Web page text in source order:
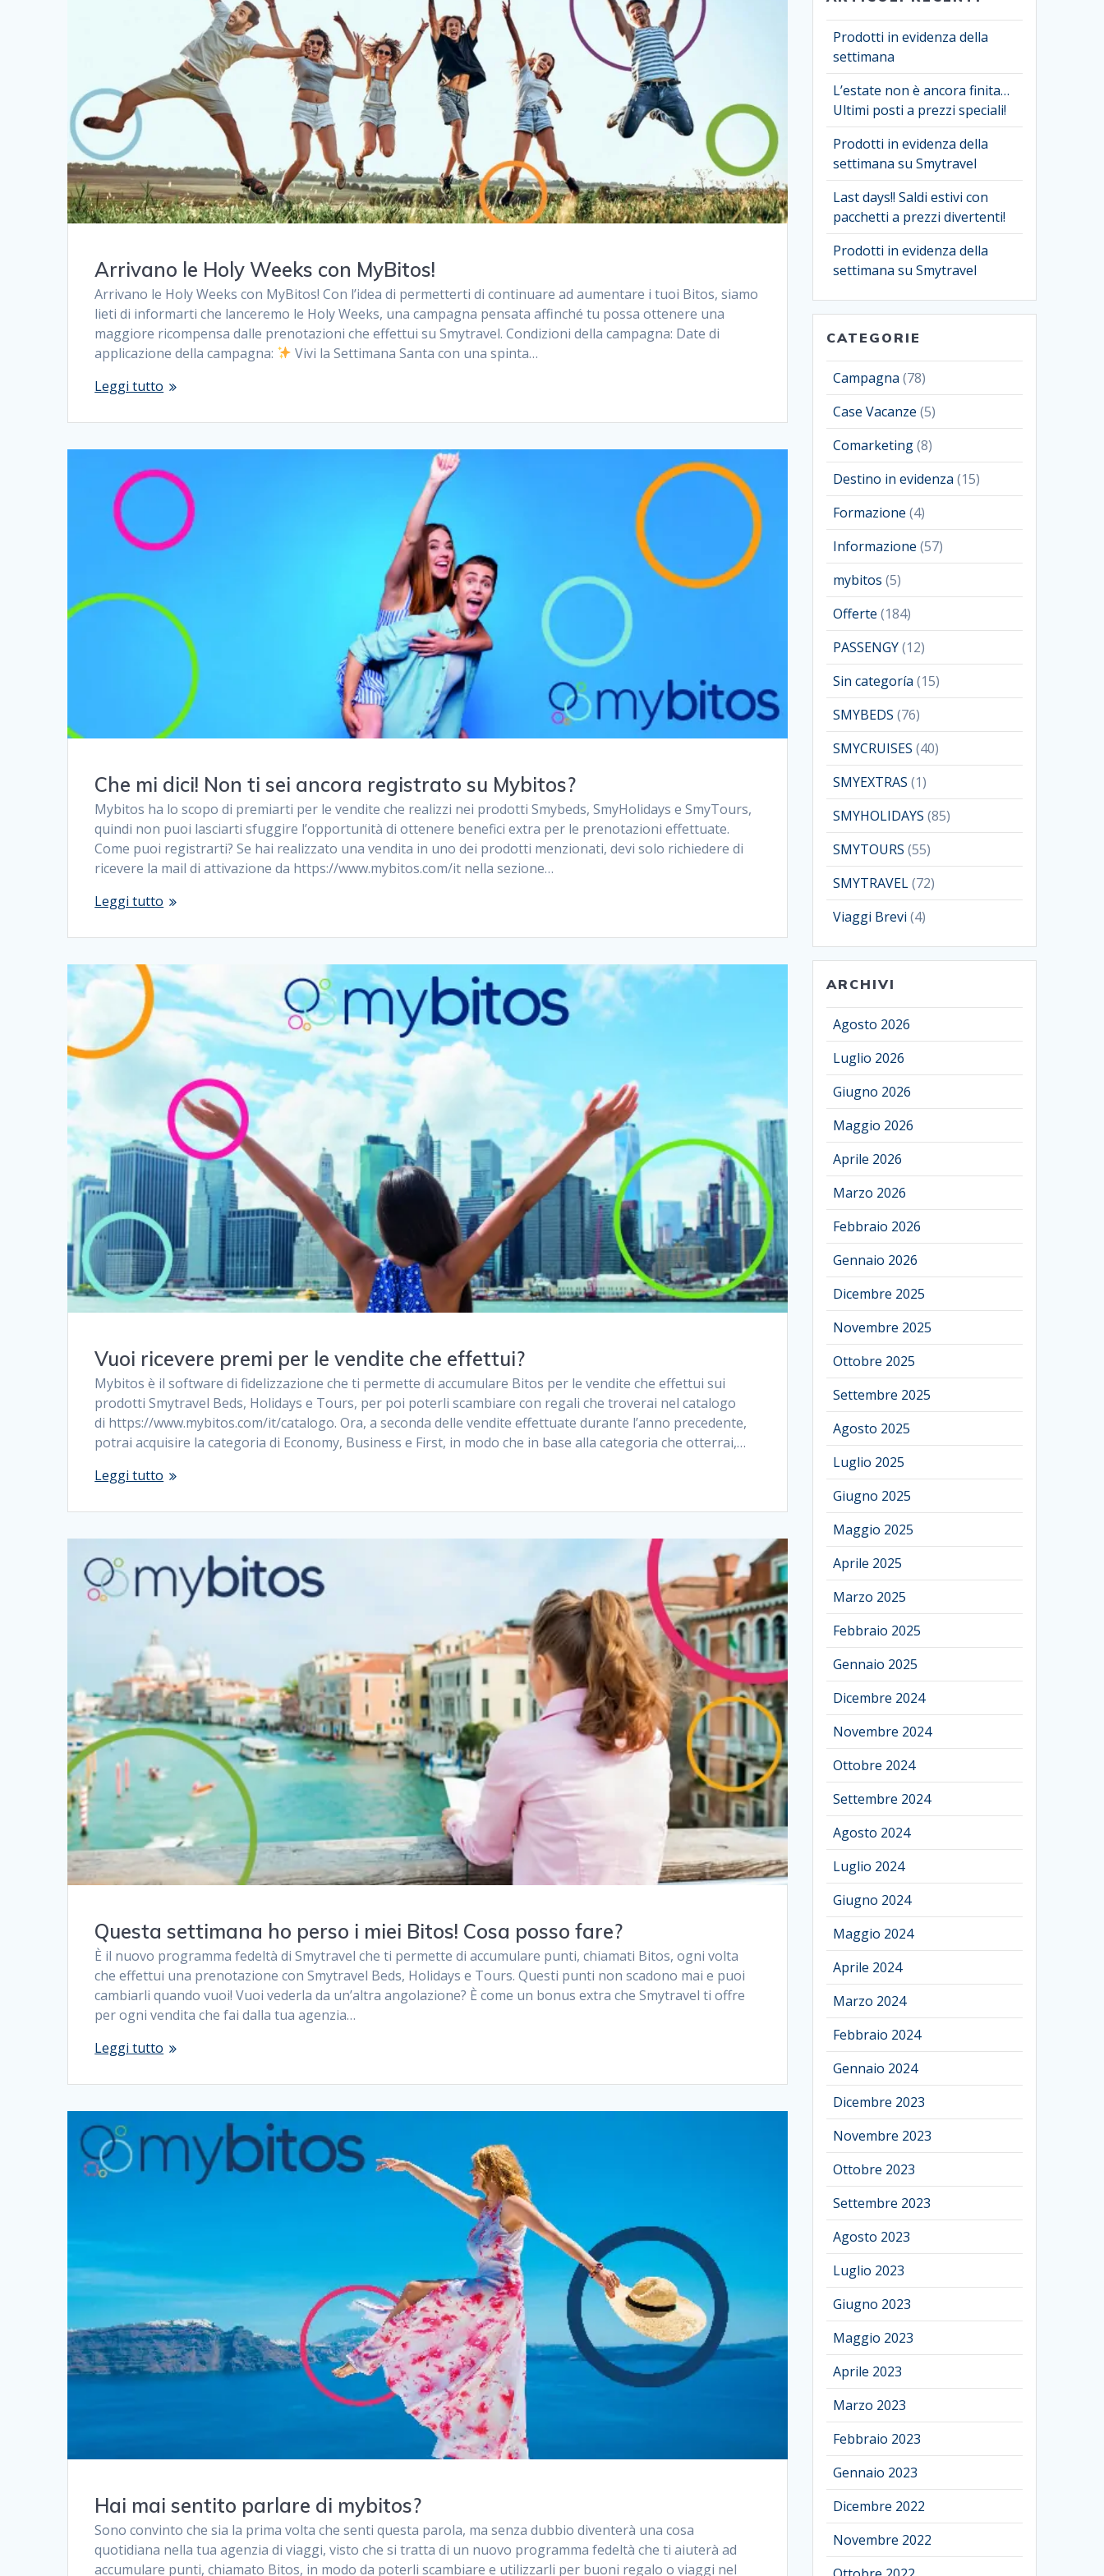
Arrivano le Holy Weeks con MyBitos!
Arrivano le Holy Weeks con MyBitos! Con l’idea di permetterti di continuare ad aumentare i tuoi Bitos, siamo
lieti di informarti che lanceremo le Holy Weeks, una campagna pensata affinché tu possa ottenere una
maggiore ricompensa dalle prenotazioni che effettui su Smytravel. Condizioni della campagna: Date di
applicazione della campagna:
Vivi la Settimana Santa con una spinta…
Leggi tutto
Che mi dici! Non ti sei ancora registrato su Mybitos?
Mybitos ha lo scopo di premiarti per le vendite che realizzi nei prodotti Smybeds, SmyHolidays e SmyTours,
quindi non puoi lasciarti sfuggire l’opportunità di ottenere benefici extra per le prenotazioni effettuate.
Come puoi registrarti? Se hai realizzato una vendita in uno dei prodotti menzionati, devi solo richiedere di
ricevere la mail di attivazione da https://www.mybitos.com/it nella sezione…
Leggi tutto
Vuoi ricevere premi per le vendite che effettui?
Mybitos è il software di fidelizzazione che ti permette di accumulare Bitos per le vendite che effettui sui
prodotti Smytravel Beds, Holidays e Tours, per poi poterli scambiare con regali che troverai nel catalogo
di https://www.mybitos.com/it/catalogo. Ora, a seconda delle vendite effettuate durante l’anno precedente,
potrai acquisire la categoria di Economy, Business e First, in modo che in base alla categoria che otterrai,…
Leggi tutto
Questa settimana ho perso i miei Bitos! Cosa posso fare?
È il nuovo programma fedeltà di Smytravel che ti permette di accumulare punti, chiamati Bitos, ogni volta
che effettui una prenotazione con Smytravel Beds, Holidays e Tours. Questi punti non scadono mai e puoi
cambiarli quando vuoi! Vuoi vederla da un’altra angolazione? È come un bonus extra che Smytravel ti offre
per ogni vendita che fai dalla tua agenzia…
Leggi tutto
Hai mai sentito parlare di mybitos?
Sono convinto che sia la prima volta che senti questa parola, ma senza dubbio diventerà una cosa
quotidiana nella tua agenzia di viaggi, visto che si tratta di un nuovo programma fedeltà che ti aiuterà ad
accumulare punti, chiamato Bitos, in modo da poterli scambiare e utilizzarli per buoni regalo o viaggi nel
Prodotti in evidenza della
settimana
L’estate non è ancora finita…
Ultimi posti a prezzi speciali!
Prodotti in evidenza della
settimana su Smytravel
Last days!! Saldi estivi con
pacchetti a prezzi divertenti!
Prodotti in evidenza della
settimana su Smytravel
CATEGORIE
Campagna (78)
Case Vacanze (5)
Comarketing(8)
Destino in evidenza (15)
Formazione (4)
Informazione (57)
mybitos (5)
Offerte (184)
PASSENGY(12)
Sin categoría (15)
SMYBEDS (76)
SMYCRUISES (40)
SMYEXTRAS (1)
SMYHOLIDAYS (85)
SMYTOURS (55)
SMYTRAVEL(72)
Viaggi Brevi (4)
ARCHIVI
Agosto 2026
Luglio 2026
Giugno 2026
Maggio 2026
Aprile 2026
Marzo 2026
Febbraio 2026
Gennaio 2026
Dicembre 2025
Novembre 2025
Ottobre 2025
Settembre 2025
Agosto 2025
Luglio 2025
Giugno 2025
Maggio 2025
Aprile 2025
Marzo 2025
Febbraio 2025
Gennaio 2025
Dicembre 2024
Novembre 2024
Ottobre 2024
Settembre 2024
Agosto 2024
Luglio 2024
Giugno 2024
Maggio 2024
Aprile 2024
Marzo 2024
Febbraio 2024
Gennaio 2024
Dicembre 2023
Novembre 2023
Ottobre 2023
Settembre 2023
Agosto 2023
Luglio 2023
Giugno 2023
Maggio 2023
Aprile 2023
Marzo 2023
Febbraio 2023
Gennaio 2023
Dicembre 2022
Novembre 2022